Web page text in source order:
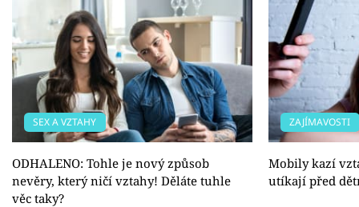
SEX A VZTAHY
ODHALENO: Tohle je nový způsob
nevěry, který ničí vztahy! Děláte tuhle
věc taky?
ZAJÍMAVOSTI
Mobily kazí
utíkají před